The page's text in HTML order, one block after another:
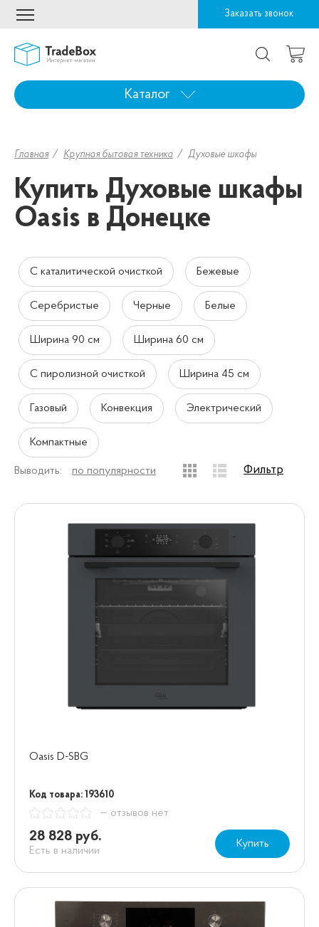
Заказать звонок
Каталог
Главная Крупная бытовая техника Духовые шкафы
Купить Духовые шкафы
Oasis в Донецке
С каталитической очисткой Бежевые
Серебристые Черные Белые
Ширина 90 см Ширина 60 см
С пиролизной очисткой Ширина 45 см
Газовый Конвекция Электрический
Компактные
Выводить: по популярности Фильтр
Oasis D-SBG
Код товара: 193610
— отзывов нет
28 828 руб.
Есть в наличии
Купить